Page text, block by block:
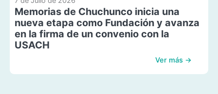
Memorias de Chuchunco inicia una
nueva etapa como Fundación y avanza
en la firma de un convenio con la
USACH
Ver más →